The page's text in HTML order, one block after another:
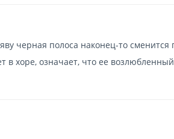
черная полоса наконец-то
хоре, означает, что ее